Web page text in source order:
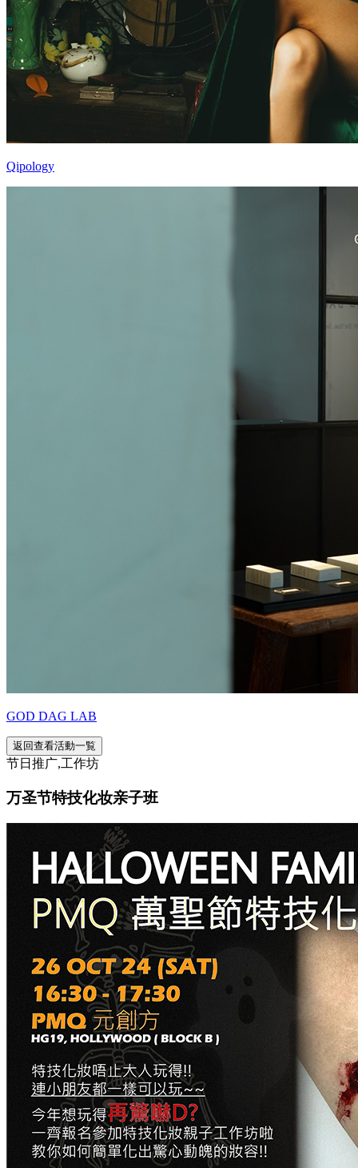
Qipology
GOD DAG LAB
返回查看活動一覧
节日推广,工作坊
万圣节特技化妆亲子班